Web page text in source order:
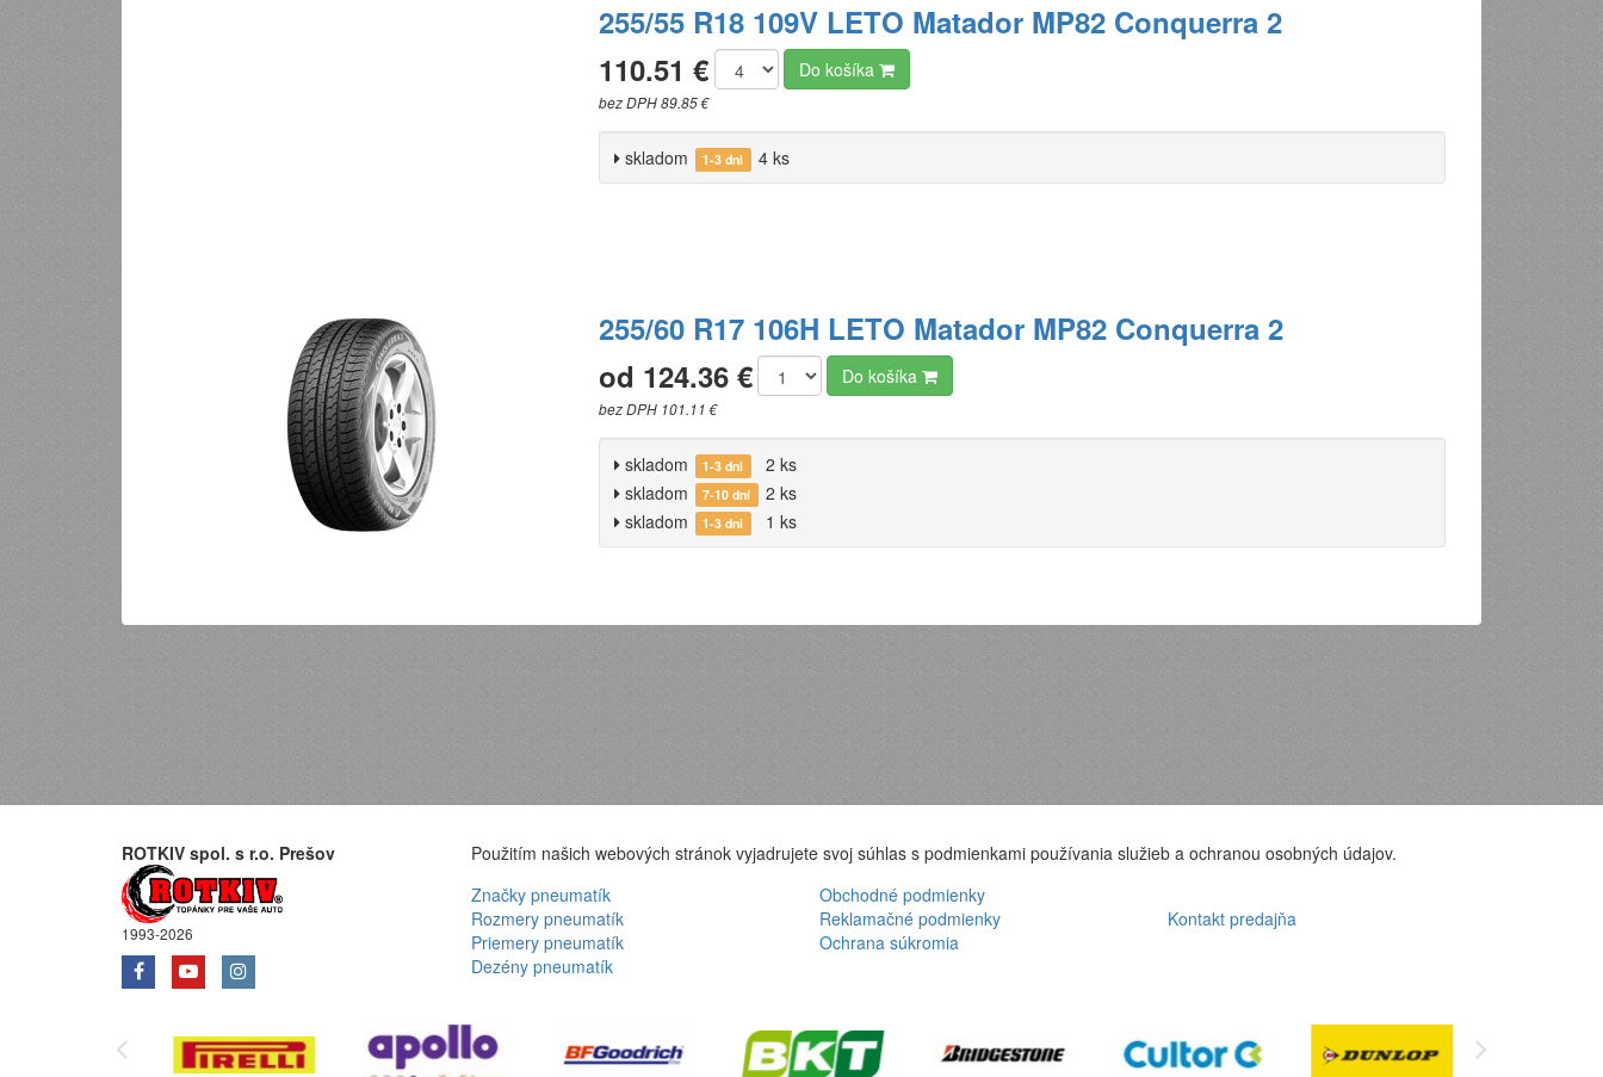
255/55 R18 109V LETO Matador MP82 Conquerra 2
110.51 €
bez DPH 89.85 €
Do košíka
skladom 1-3 dni 4 ks
255/60 R17 106H LETO Matador MP82 Conquerra 2
od 124.36 €
bez DPH 101.11 €
Do košíka
skladom 1-3 dni
2 ks
skladom
7-10 dní
2 ks
skladom
1-3 dni 1 ks
ROTKIV spol. s r.o. Prešov
1993-2026
Použitím našich webových stránok vyjadrujete svoj súhlas s podmienkami používania služieb a ochranou osobných údajov.
Značky pneumatík
Rozmery pneumatík
Priemery pneumatík
Dezény pneumatík
Obchodné podmienky
Reklamačné podmienky
Ochrana súkromia
Kontakt predajňa